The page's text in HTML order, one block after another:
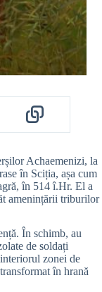
Achaemenizi, la
în Sciția, așa cum
în 514 î.Hr. El a
amenințării triburilor
În schimb, au
de soldați
zonei de
în hrană